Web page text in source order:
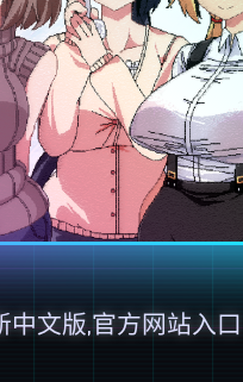
中文版,官方网站入口